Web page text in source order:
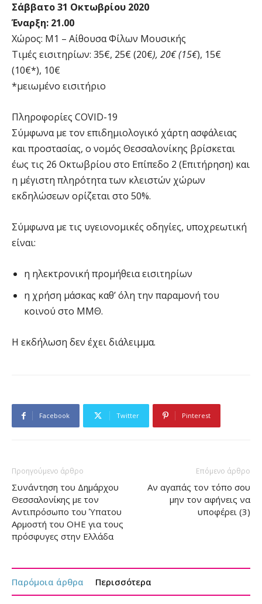
Σάββατο 31 Οκτωβρίου 2020
Έναρξη: 21.00
Χώρος: Μ1 – Αίθουσα Φίλων Μουσικής
Τιμές εισιτηρίων: 35€, 25€ (20€), 20€ (15€), 15€
(10€*), 10€
*μειωμένο εισιτήριο
Πληροφορίες COVID-19
Σύμφωνα με τον επιδημιολογικό χάρτη ασφάλειας
και προστασίας, ο νομός Θεσσαλονίκης βρίσκεται
έως τις 26 Οκτωβρίου στο Επίπεδο 2 (Επιτήρηση) και
η μέγιστη πληρότητα των κλειστών χώρων
εκδηλώσεων ορίζεται στο 50%.
Σύμφωνα με τις υγειονομικές οδηγίες, υποχρεωτική
είναι:
η ηλεκτρονική προμήθεια εισιτηρίων
η χρήση μάσκας καθ’ όλη την παραμονή του
κοινού στο ΜΜΘ.
Η εκδήλωση δεν έχει διάλειμμα.
Facebook Twitter Pinterest
Προηγούμενο άρθρο
Συνάντηση του Δημάρχου
Θεσσαλονίκης με τον
Αντιπρόσωπο του Ύπατου
Αρμοστή του ΟΗΕ για τους
πρόσφυγες στην Ελλάδα
Επόμενο άρθρο
Aν αγαπάς τον τόπο σου
μην τον αφήνεις να
υποφέρει (3)
Παρόμοια άρθρα Περισσότερα